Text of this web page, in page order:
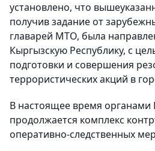
установлено, что
получив задание от
главарей МТО, была
Кыргызскую Республику, с
подготовки и совершения
террористических акций в
В настоящее время органами
продолжается комплекс
оперативно-следственных